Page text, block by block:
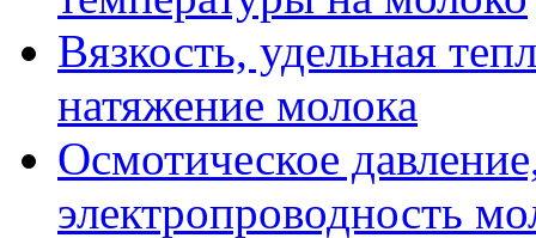
Вязкость, удельная
натяжение молока
Осмотическое
электропроводность